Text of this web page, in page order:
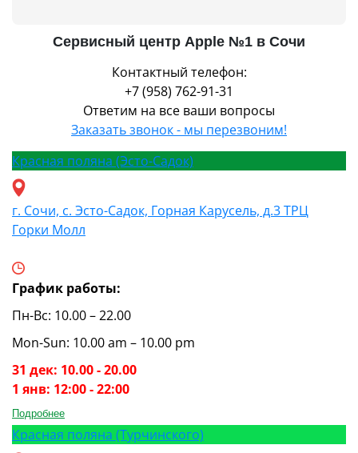
Сервисный центр Apple №1 в Сочи
Контактный телефон:
+7 (958) 762-91-31
Ответим на все ваши вопросы
Заказать звонок - мы перезвоним!
Красная поляна (Эсто-Садок)
г. Сочи, с. Эсто-Садок, Горная Карусель, д.3 ТРЦ
Горки Молл
График работы:
Пн-Вс: 10.00 – 22.00
Mon-Sun: 10.00 am – 10.00 pm
31 дек: 10.00 - 20.00
1 янв: 12:00 - 22:00
Подробнее
Красная поляна (Турчинского)